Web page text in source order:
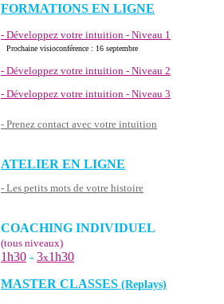
FORMATIONS EN LIGNE
- Développez votre intuition - Niveau 1
Prochaine visioconférence : 16 septembre
- Développez votre intuition - Niveau 2
- Développez votre intuition - Niveau 3
- Prenez contact avec votre intuition
ATELIER EN LIGNE
- Les petits mots de votre histoire
COACHING INDIVIDUEL
(tous niveaux)
1h30 - 3x1h30
MASTER CLASSES (Replays)